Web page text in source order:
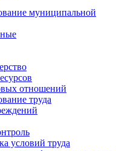
муниципальной
отношений
труда
условий труда